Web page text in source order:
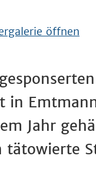
öffnen
in
Jahr
tätowierte